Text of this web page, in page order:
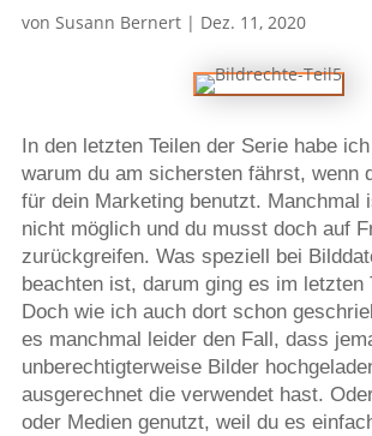
von Susann Bernert| Dez. 11, 2020
In den letzten Teilen der Serie habe
warum du am sichersten fährst, wenn
für dein Marketing benutzt. Manchmal
nicht möglich und du musst doch auf
zurückgreifen. Was speziell bei
beachten ist, darum ging es im letzten
Doch wie ich auch dort schon
es manchmal leider den Fall, dass
unberechtigterweise Bilder
ausgerechnet die verwendet hast.
oder Medien genutzt, weil du es